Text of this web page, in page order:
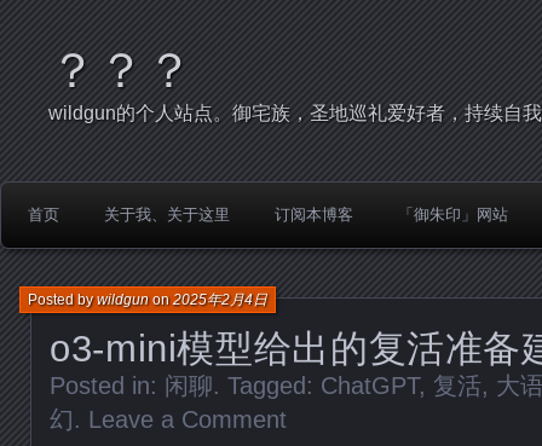
？？？
wildgun的个人站点。御宅族，圣地巡礼爱好者，持续自
首页 关于我、关于这里 订阅本博客 「御朱印」网站
o3-mini模型给出的复活准备
Posted bywildgunon2025年2月4日
Posted in: 闲聊. Tagged: ChatGPT, 复活, 大
幻. Leave a Comment